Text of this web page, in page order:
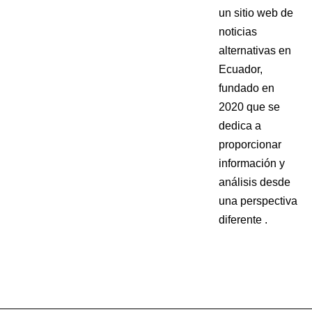
un sitio web de
noticias
alternativas en
Ecuador,
fundado en
2020 que se
dedica a
proporcionar
información y
análisis desde
una perspectiva
diferente .